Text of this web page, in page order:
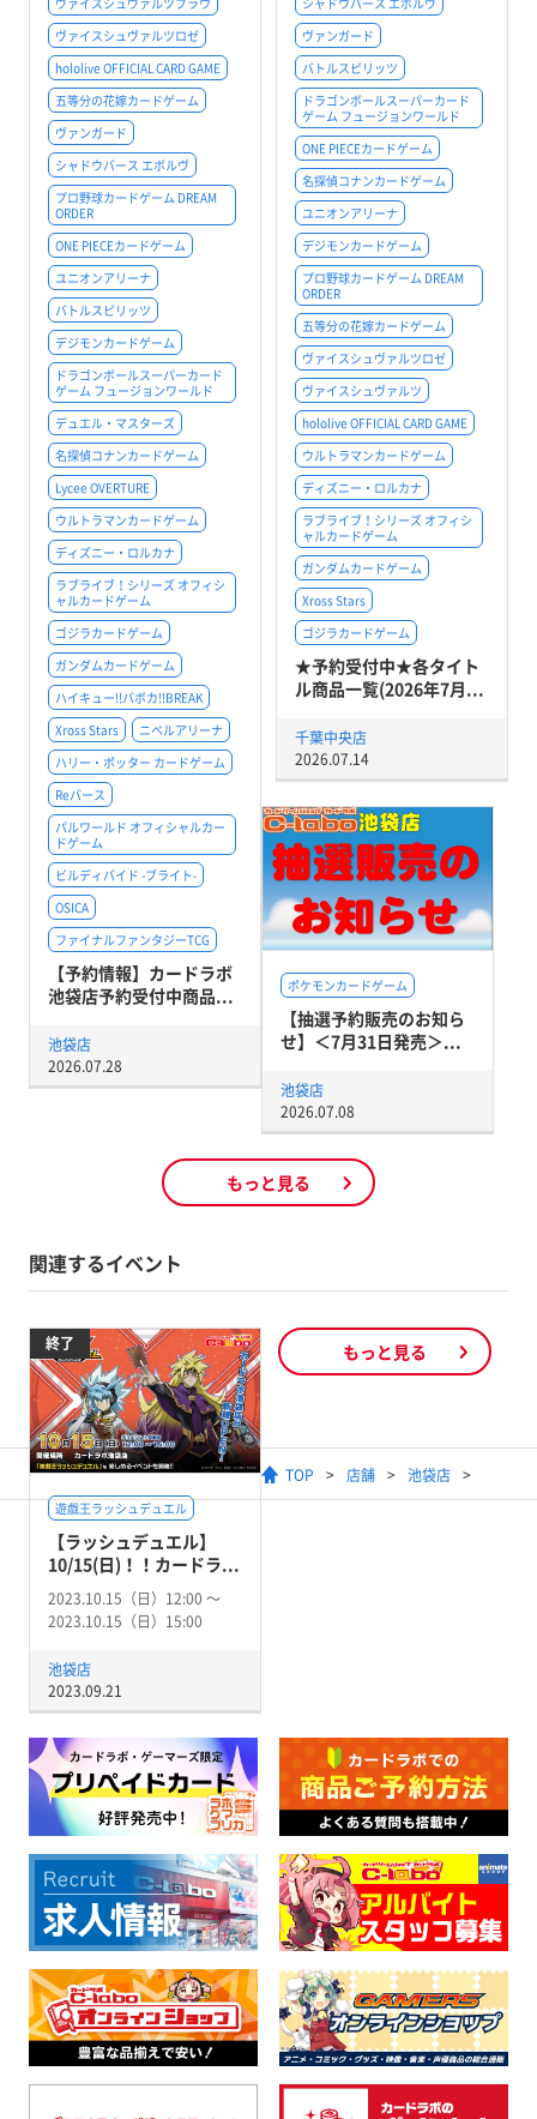
ヴァイスシュヴァルツロゼ
hololive OFFICIAL CARD GAME
五等分の花嫁カードゲーム
ヴァンガード
シャドウバース エボルヴ
プロ野球カードゲーム DREAM
ORDER
ONE PIECEカードゲーム
ユニオンアリーナ
バトルスピリッツ
デジモンカードゲーム
ドラゴンボールスーパーカード
ゲーム フュージョンワールド
デュエル・マスターズ
名探偵コナンカードゲーム
Lycee OVERTURE
ウルトラマンカードゲーム
ディズニー・ロルカナ
ラブライブ！シリーズ オフィシ
ャルカードゲーム
ゴジラカードゲーム
ガンダムカードゲーム
ハイキュー!!バボカ!!BREAK
Xross Stars
ニベルアリーナ
ハリー・ポッター カードゲーム
Reバース
パルワールド オフィシャルカー
ドゲーム
ビルディバイド -ブライト-
OSICA
ファイナルファンタジーTCG
【予約情報】カードラボ
池袋店予約受付中商品...
池袋店
2026.07.28
ヴァンガード
バトルスピリッツ
ドラゴンボールスーパーカード
ゲーム フュージョンワールド
ONE PIECEカードゲーム
名探偵コナンカードゲーム
ユニオンアリーナ
デジモンカードゲーム
プロ野球カードゲーム DREAM
ORDER
五等分の花嫁カードゲーム
ヴァイスシュヴァルツロゼ
ヴァイスシュヴァルツ
hololive OFFICIAL CARD GAME
ウルトラマンカードゲーム
ディズニー・ロルカナ
ラブライブ！シリーズ オフィシ
ャルカードゲーム
ガンダムカードゲーム
Xross Stars
ゴジラカードゲーム
★予約受付中★各タイト
ル商品一覧(2026年7月...
千葉中央店
2026.07.14
ポケモンカードゲーム
【抽選予約販売のお知ら
せ】＜7月31日発売＞...
池袋店
2026.07.08
もっと見る
関連するイベント
終了
遊戯王ラッシュデュエル
【ラッシュデュエル】
10/15(日)！！カードラ...
2023.10.15（日）12:00 〜
2023.10.15（日）15:00
池袋店
2023.09.21
もっと見る
TOP 店舗 池袋店